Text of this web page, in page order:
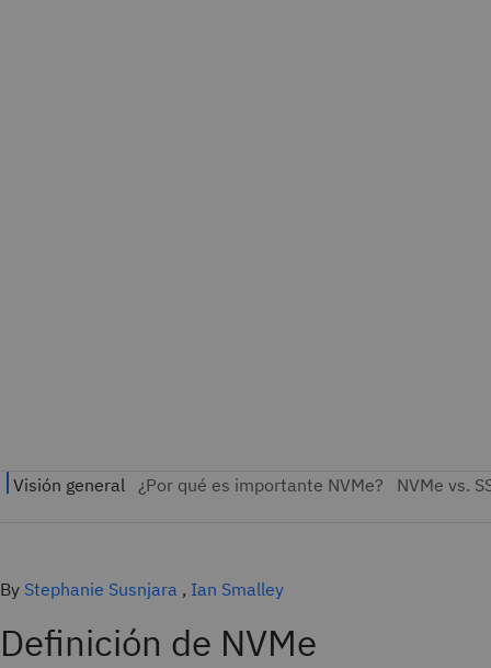
By Stephanie Susnjara , Ian Smalley
Definición de NVMe